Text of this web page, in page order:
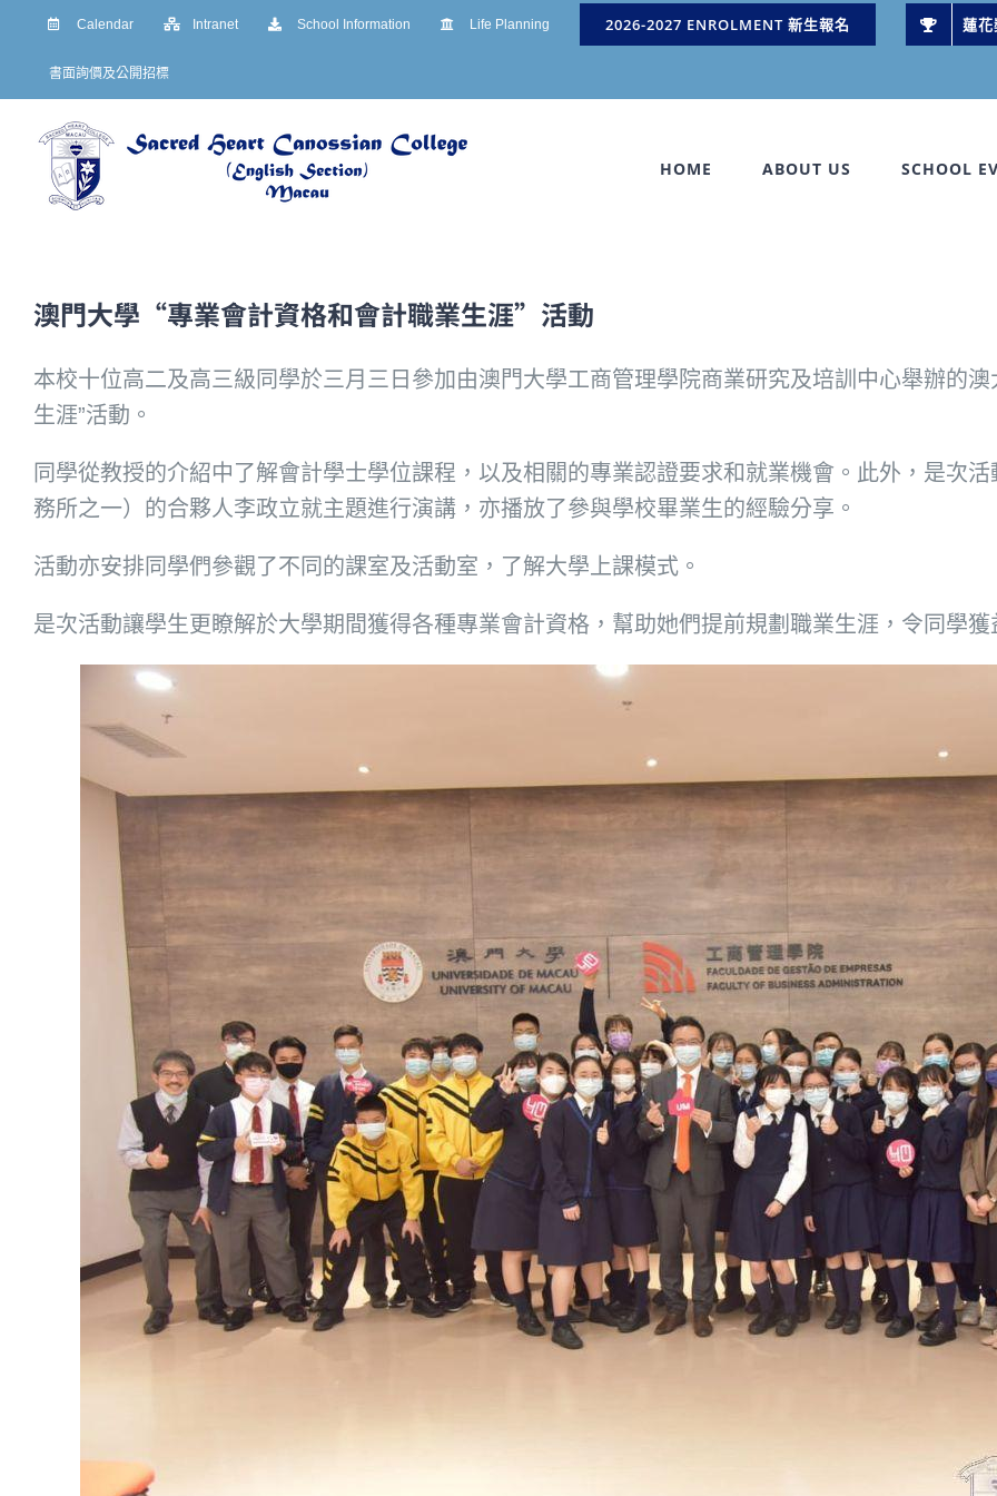
Calendar Intranet School Information Life Planning 2026-2027 ENROLMENT 新生報名 蓮
書面詢價及公開招標
HOME ABOUT US SCHOOL
澳門大學“專業會計資格和會計職業生涯”活動
本校十位高二及高三級同學於三月三日參加由澳門大學工商管理學院商業研究及培訓中心舉辦的
生涯”活動。
同學從教授的介紹中了解會計學士學位課程，以及相關的專業認證要求和就業機會。此外，是次
務所之一）的合夥人李政立就主題進行演講，亦播放了參與學校畢業生的經驗分享。
活動亦安排同學們參觀了不同的課室及活動室，了解大學上課模式。
是次活動讓學生更瞭解於大學期間獲得各種專業會計資格，幫助她們提前規劃職業生涯，令同學獲